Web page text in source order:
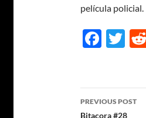
película policial.
F
b
o
T
er
Post
PREVIOUS POST
Bitacora #28